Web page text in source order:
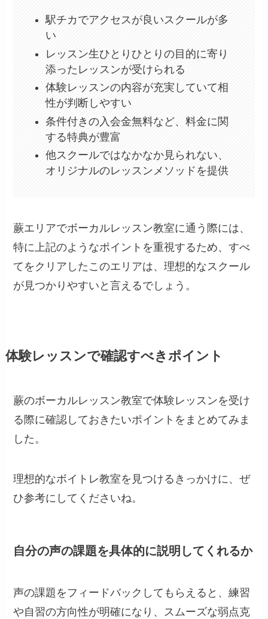
駅チカでアクセスが良いスクールが多
い
レッスン生ひとりひとりの目的に寄り
添ったレッスンが受けられる
体験レッスンの内容が充実していて相
性が判断しやすい
条件付きの入会金無料など、料金に関
する特典が豊富
他スクールではなかなか見られない、
オリジナルのレッスンメソッドを提供
蕨エリアでボーカルレッスン教室に通う際には、
特に上記のようなポイントを重視するため、すべ
てをクリアしたこのエリアは、理想的なスクール
が見つかりやすいと言えるでしょう。
体験レッスンで確認すべきポイント
蕨のボーカルレッスン教室で体験レッスンを受け
る際に確認しておきたいポイントをまとめてみま
した。
理想的なボイトレ教室を見つけるきっかけに、ぜ
ひ参考にしてくださいね。
自分の声の課題を具体的に説明してくれるか
声の課題をフィードバックしてもらえると、練習
や自習の方向性が明確になり、スムーズな弱点克